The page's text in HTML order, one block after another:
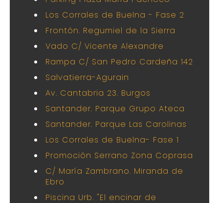
Los Corrales de Buelna - Fase 2
Frontón. Regumiel de la Sierra
Vado C/ Vicente Alexandre
Rampa C/ San Pedro Cardeña 142
Salvatierra-Agurain
Av. Cantabria 23. Burgos
Santander. Parque Grupo Ateca
Santander. Parque Las Carolinas
Los Corrales de Buelna- Fase 1
Promoción Serrano Zona Coprasa
C/ María Zambrano. Miranda de
Ebro
Piscina Urb. "El encinar de